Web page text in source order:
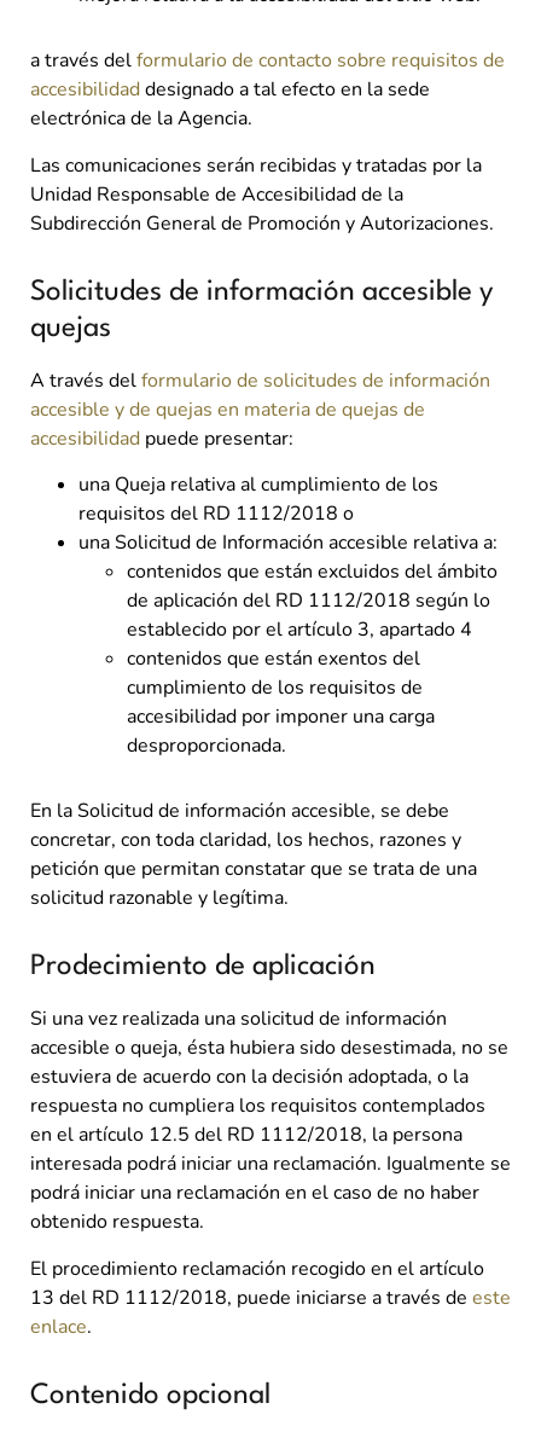
a través delformulario de contacto sobre requisitos de
accesibilidaddesignado a tal efecto en la sede
electrónica de la Agencia.
Las comunicaciones serán recibidas y tratadas por la
Unidad Responsable de Accesibilidad de la
Subdirección General de Promoción y Autorizaciones.
Solicitudes de información accesible y
quejas
A través delformulario de solicitudes de información
accesible y de quejas en materia de quejas de
accesibilidad puede presentar:
una Queja relativa al cumplimiento de los
requisitos del RD 1112/2018 o
una Solicitud de Información accesible relativa a:
contenidos que están excluidos del ámbito
de aplicación del RD 1112/2018 según lo
establecido por el artículo 3, apartado 4
contenidos que están exentos del
cumplimiento de los requisitos de
accesibilidad por imponer una carga
desproporcionada.
En la Solicitud de información accesible, se debe
concretar, con toda claridad, los hechos, razones y
petición que permitan constatar que se trata de una
solicitud razonable y legítima.
Prodecimiento de aplicación
Si una vez realizada una solicitud de información
accesible o queja, ésta hubiera sido desestimada, no se
estuviera de acuerdo con la decisión adoptada, o la
respuesta no cumpliera los requisitos contemplados
en el artículo 12.5 del RD 1112/2018, la persona
interesada podrá iniciar una reclamación. Igualmente se
podrá iniciar una reclamación en el caso de no haber
obtenido respuesta.
El procedimiento reclamación recogido en el artículo
13 del RD 1112/2018, puede iniciarse a través de este
enlace.
Contenido opcional